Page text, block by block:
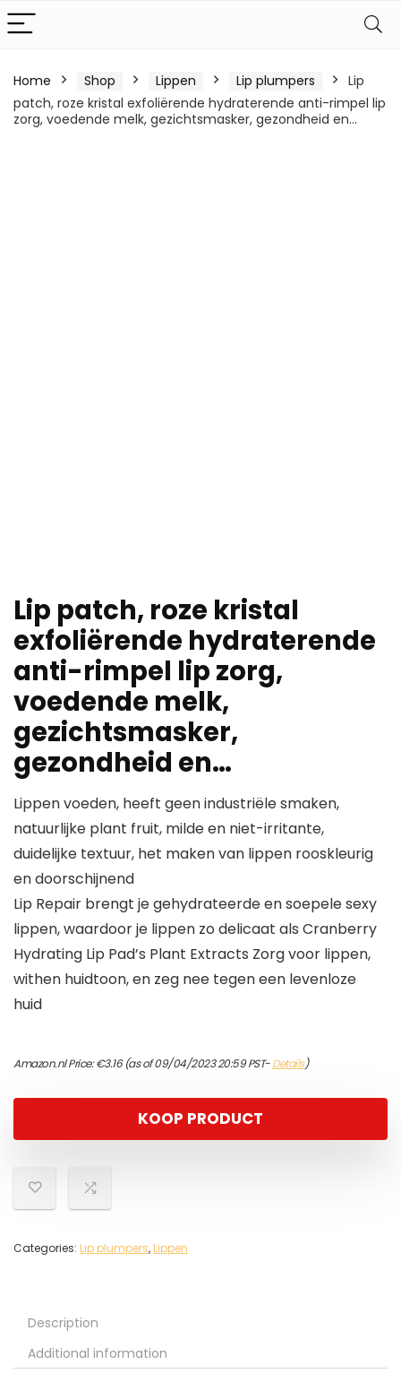
Home Shop Lippen Lip plumpers
Lip
patch, roze kristal exfoliërende hydraterende anti-rimpel lip
zorg, voedende melk, gezichtsmasker, gezondheid en…
Lip patch, roze kristal
exfoliërende hydraterende
anti-rimpel lip zorg,
voedende melk,
gezichtsmasker,
gezondheid en…
Lippen voeden, heeft geen industriële smaken,
natuurlijke plant fruit, milde en niet-irritante,
duidelijke textuur, het maken van lippen rooskleurig
en doorschijnend
Lip Repair brengt je gehydrateerde en soepele sexy
lippen, waardoor je lippen zo delicaat als Cranberry
Hydrating Lip Pad’s Plant Extracts Zorg voor lippen,
withen huidtoon, en zeg nee tegen een levenloze
huid
Amazon.nl Price:€3.16(as of 09/04/2023 20:59 PST-Details)
KOOP PRODUCT
Categories: Lip plumpers, Lippen
Description
Additional information